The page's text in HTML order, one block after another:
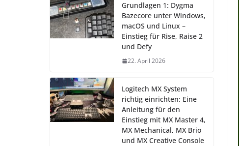
Grundlagen 1: Dygma
Bazecore unter Windows,
macOS und Linux –
Einstieg für Rise, Raise 2
und Defy
22. April 2026
Logitech MX System
richtig einrichten: Eine
Anleitung für den
Einstieg mit MX Master 4,
MX Mechanical, MX Brio
und MX Creative Console